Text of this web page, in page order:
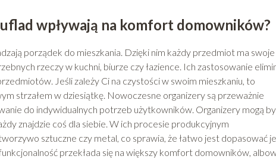
wpływają na komfort domowników?
porządek do mieszkania. Dzięki nim każdy przedmiot ma swoje
rzeczy w kuchni, biurze czy łazience. Ich zastosowanie
Jeśli zależy Ci na czystości w swoim mieszkaniu, to
strzałem w dziesiątkę. Nowoczesne organizery są przeważnie
do indywidualnych potrzeb użytkowników. Organizery mogą
znajdzie coś dla siebie. W ich procesie produkcyjnym
sztuczne czy metal, co sprawia, że łatwo jest dopasować
przekłada się na większy komfort domowników,